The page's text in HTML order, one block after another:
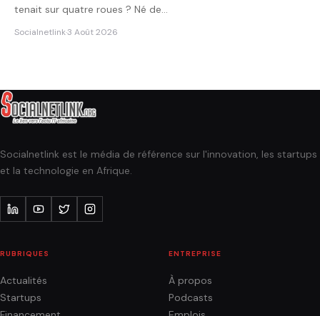
tenait sur quatre roues ? Né de…
Socialnetlink·3 Août 2026
Socialnetlink est le média de référence sur l'innovation, les startups
et la technologie en Afrique.
RUBRIQUES
Actualités
Startups
ENTREPRISE
À propos
Podcasts